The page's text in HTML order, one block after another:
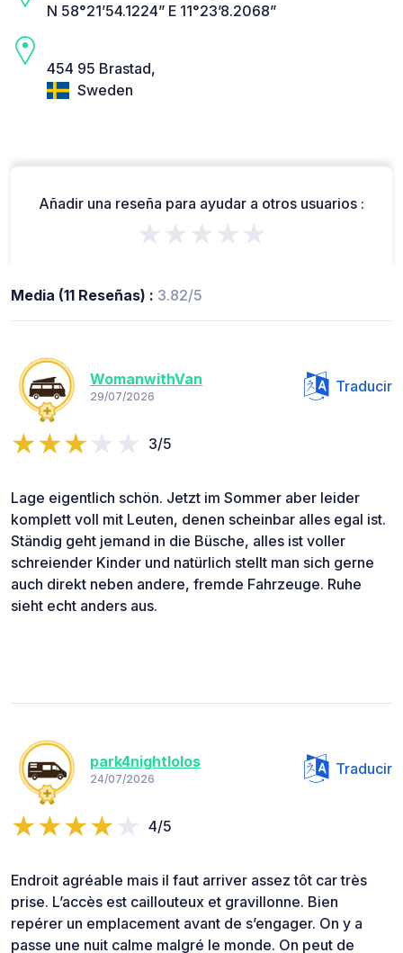
N 58°21’54.1224” E 11°23’8.2068”
454 95 Brastad,
Sweden
Añadir una reseña para ayudar a otros usuarios :
★★★★★
Media (11 Reseñas) : 3.82/5
WomanwithVan
29/07/2026
Traducir
3/5
Lage eigentlich schön. Jetzt im Sommer aber leider
komplett voll mit Leuten, denen scheinbar alles egal ist.
Ständig geht jemand in die Büsche, alles ist voller
schreiender Kinder und natürlich stellt man sich gerne
auch direkt neben andere, fremde Fahrzeuge. Ruhe
sieht echt anders aus.
park4nightlolos
24/07/2026
Traducir
4/5
Endroit agréable mais il faut arriver assez tôt car très
prise. L’accès est caillouteux et gravillonne. Bien
repérer un emplacement avant de s’engager. On y a
passe une nuit calme malgré le monde. On peut de